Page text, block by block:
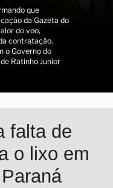
que
da Gazeta do
do voo,
contratação.
o Governo do
Ratinho Junior
falta de
o lixo em